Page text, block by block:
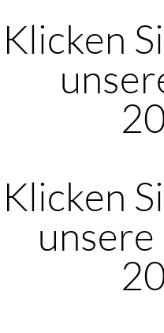
Klicken
Klicken